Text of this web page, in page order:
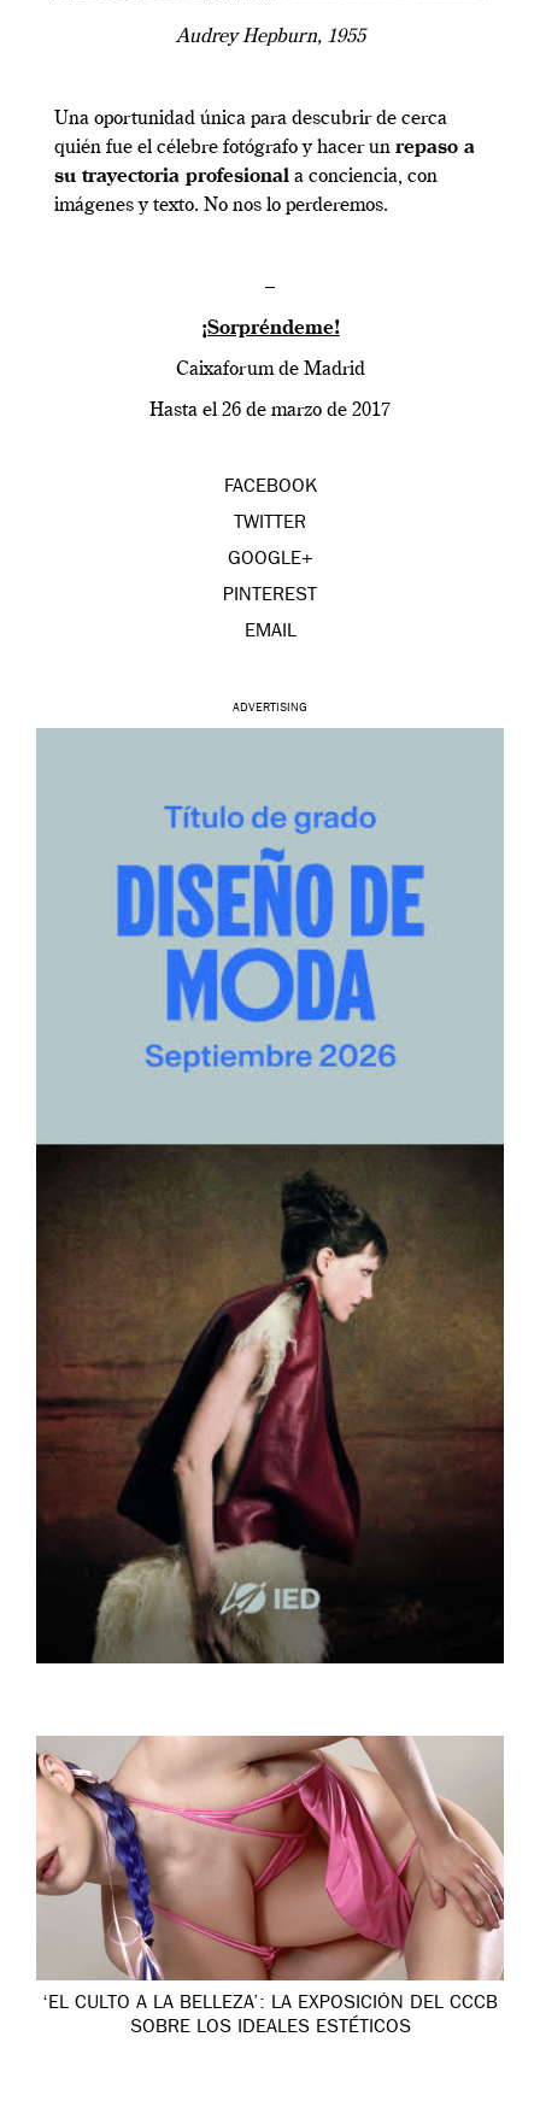
Audrey Hepburn, 1955
Una oportunidad única para descubrir de cerca
quién fue el célebre fotógrafo y hacer un repaso a
su trayectoria profesional a conciencia, con
imágenes y texto. No nos lo perderemos.
–
¡Sorpréndeme!
Caixaforum de Madrid
Hasta el 26 de marzo de 2017
FACEBOOK
TWITTER
GOOGLE+
PINTEREST
EMAIL
ADVERTISING
‘EL CULTO A LA BELLEZA’: LA EXPOSICIÓN DEL CCCB
SOBRE LOS IDEALES ESTÉTICOS